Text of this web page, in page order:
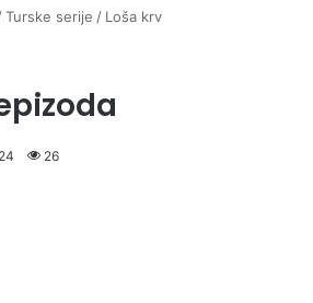
Turske serije / Loša krv
26